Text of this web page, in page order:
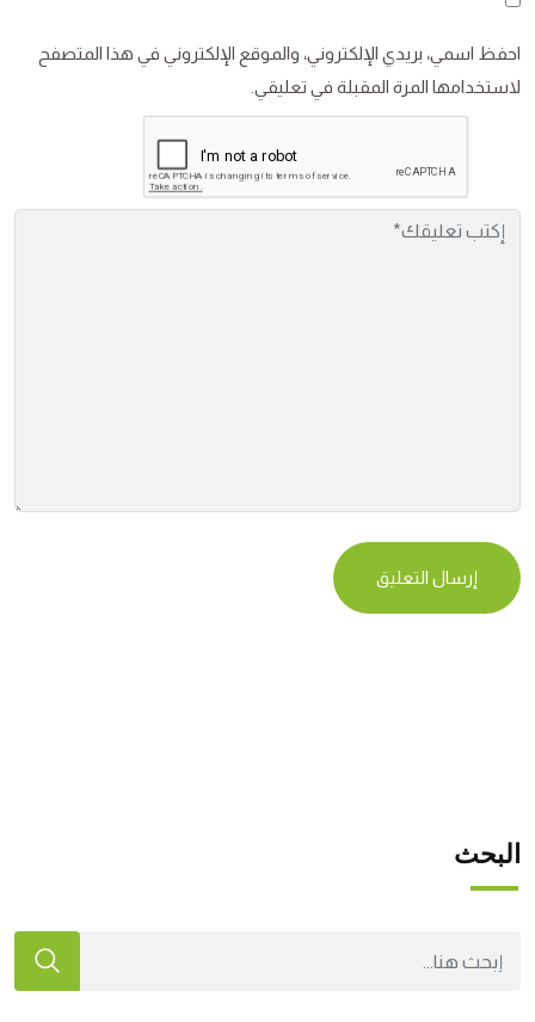
احفظ اسمي، بريدي الإلكتروني، والموقع الإلكتروني في هذا المتصفح
لاستخدامها المرة المقبلة في تعليقي.
البحث